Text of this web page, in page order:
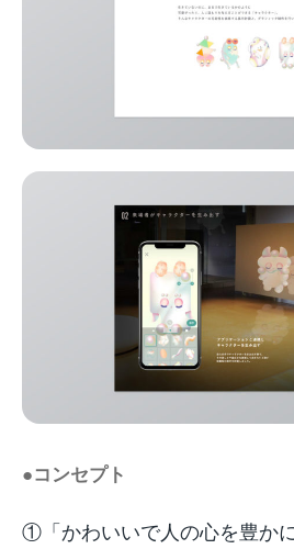
●コンセプト
①「かわいいで人の心を豊かに